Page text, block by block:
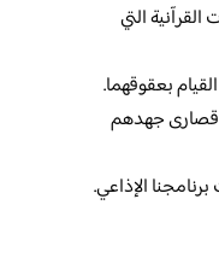
التي
بعقوقهما.
قصارى جهدهم
الإذاعي.